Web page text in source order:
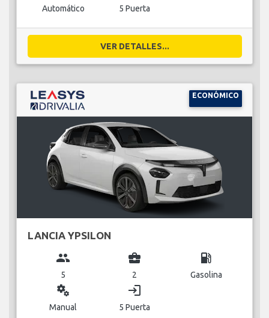
Automático 5 Puerta
VER DETALLES...
ECONÓMICO
LANCIA YPSILON
group
5
business_center
2
local_gas_station
Gasolina
miscellaneous_services
Manual
login
5 Puerta